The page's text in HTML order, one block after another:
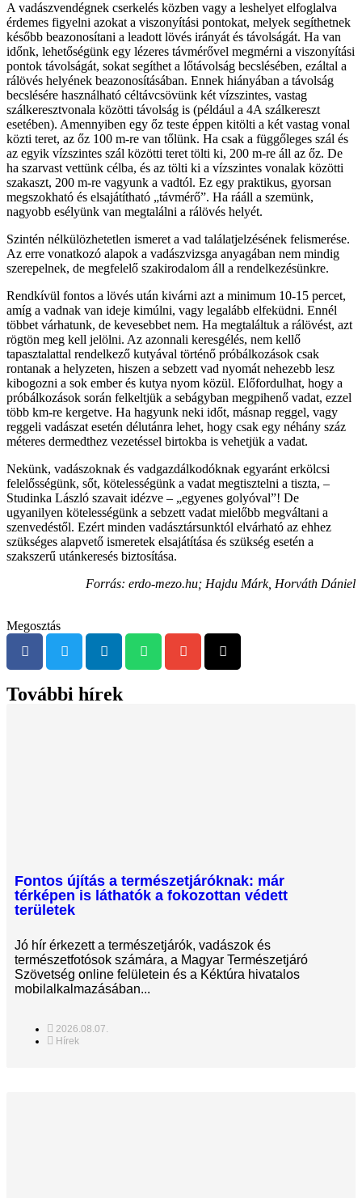
A vadászvendégnek cserkelés közben vagy a leshelyet elfoglalva
érdemes figyelni azokat a viszonyítási pontokat, melyek segíthetnek
később beazonosítani a leadott lövés irányát és távolságát. Ha van
időnk, lehetőségünk egy lézeres távmérővel megmérni a viszonyítási
pontok távolságát, sokat segíthet a lőtávolság becslésében, ezáltal a
rálövés helyének beazonosításában. Ennek hiányában a távolság
becslésére használható céltávcsövünk két vízszintes, vastag
szálkeresztvonala közötti távolság is (például a 4A szálkereszt
esetében). Amennyiben egy őz teste éppen kitölti a két vastag vonal
közti teret, az őz 100 m-re van tőlünk. Ha csak a függőleges szál és
az egyik vízszintes szál közötti teret tölti ki, 200 m-re áll az őz. De
ha szarvast vettünk célba, és az tölti ki a vízszintes vonalak közötti
szakaszt, 200 m-re vagyunk a vadtól. Ez egy praktikus, gyorsan
megszokható és elsajátítható „távmérő”. Ha rááll a szemünk,
nagyobb esélyünk van megtalálni a rálövés helyét.
Szintén nélkülözhetetlen ismeret a vad találatjelzésének felismerése.
Az erre vonatkozó alapok a vadászvizsga anyagában nem mindig
szerepelnek, de megfelelő szakirodalom áll a rendelkezésünkre.
Rendkívül fontos a lövés után kivárni azt a minimum 10-15 percet,
amíg a vadnak van ideje kimúlni, vagy legalább elfeküdni. Ennél
többet várhatunk, de kevesebbet nem. Ha megtaláltuk a rálövést, azt
rögtön meg kell jelölni. Az azonnali keresgélés, nem kellő
tapasztalattal rendelkező kutyával történő próbálkozások csak
rontanak a helyzeten, hiszen a sebzett vad nyomát nehezebb lesz
kibogozni a sok ember és kutya nyom közül. Előfordulhat, hogy a
próbálkozások során felkeltjük a sebágyban megpihenő vadat, ezzel
több km-re kergetve. Ha hagyunk neki időt, másnap reggel, vagy
reggeli vadászat esetén délutánra lehet, hogy csak egy néhány száz
méteres dermedthez vezetéssel birtokba is vehetjük a vadat.
Nekünk, vadászoknak és vadgazdálkodóknak egyaránt erkölcsi
felelősségünk, sőt, kötelességünk a vadat megtisztelni a tiszta, –
Studinka László szavait idézve – „egyenes golyóval”! De
ugyanilyen kötelességünk a sebzett vadat mielőbb megváltani a
szenvedéstől. Ezért minden vadásztársunktól elvárható az ehhez
szükséges alapvető ismeretek elsajátítása és szükség esetén a
szakszerű utánkeresés biztosítása.
Forrás: erdo-mezo.hu; Hajdu Márk, Horváth Dániel
Megosztás
További hírek
Fontos újítás a természetjáróknak: már
térképen is láthatók a fokozottan védett
területek
Jó hír érkezett a természetjárók, vadászok és
természetfotósok számára, a Magyar Természetjáró
Szövetség online felületein és a Kéktúra hivatalos
mobilalkalmazásában...
2026.08.07.
Hírek